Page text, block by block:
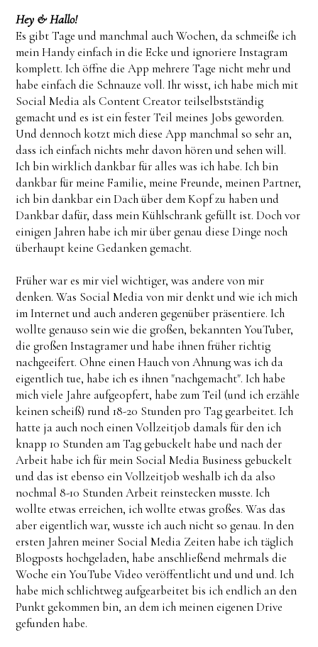
Hey & Hallo!
Es gibt Tage und manchmal auch Wochen, da schmeiße ich
mein Handy einfach in die Ecke und ignoriere Instagram
komplett. Ich öffne die App mehrere Tage nicht mehr und
habe einfach die Schnauze voll. Ihr wisst, ich habe mich mit
Social Media als Content Creator teilselbstständig
gemacht und es ist ein fester Teil meines Jobs geworden.
Und dennoch kotzt mich diese App manchmal so sehr an,
dass ich einfach nichts mehr davon hören und sehen will.
Ich bin wirklich dankbar für alles was ich habe. Ich bin
dankbar für meine Familie, meine Freunde, meinen Partner,
ich bin dankbar ein Dach über dem Kopf zu haben und
Dankbar dafür, dass mein Kühlschrank gefüllt ist. Doch vor
einigen Jahren habe ich mir über genau diese Dinge noch
überhaupt keine Gedanken gemacht.
Früher war es mir viel wichtiger, was andere von mir
denken. Was Social Media von mir denkt und wie ich mich
im Internet und auch anderen gegenüber präsentiere. Ich
wollte genauso sein wie die großen, bekannten YouTuber,
die großen Instagramer und habe ihnen früher richtig
nachgeeifert. Ohne einen Hauch von Ahnung was ich da
eigentlich tue, habe ich es ihnen "nachgemacht". Ich habe
mich viele Jahre aufgeopfert, habe zum Teil (und ich erzähle
keinen scheiß) rund 18-20 Stunden pro Tag gearbeitet. Ich
hatte ja auch noch einen Vollzeitjob damals für den ich
knapp 10 Stunden am Tag gebuckelt habe und nach der
Arbeit habe ich für mein Social Media Business gebuckelt
und das ist ebenso ein Vollzeitjob weshalb ich da also
nochmal 8-10 Stunden Arbeit reinstecken musste. Ich
wollte etwas erreichen, ich wollte etwas großes. Was das
aber eigentlich war, wusste ich auch nicht so genau. In den
ersten Jahren meiner Social Media Zeiten habe ich täglich
Blogposts hochgeladen, habe anschließend mehrmals die
Woche ein YouTube Video veröffentlicht und und und. Ich
habe mich schlichtweg aufgearbeitet bis ich endlich an den
Punkt gekommen bin, an dem ich meinen eigenen Drive
gefunden habe.